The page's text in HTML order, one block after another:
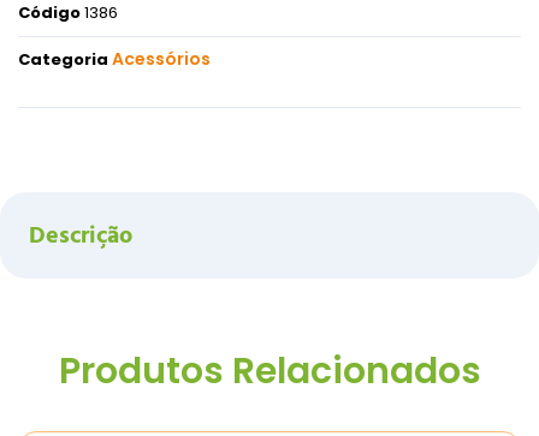
Código1386
Categoria Acessórios
Descrição
Produtos Relacionados